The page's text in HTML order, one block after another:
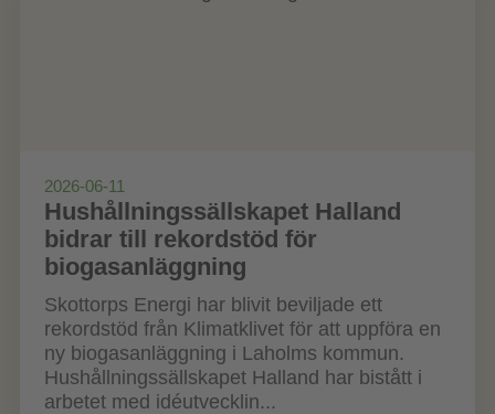
2026-06-11
Hushållningssällskapet Halland
bidrar till rekordstöd för
biogasanläggning
Skottorps Energi har blivit beviljade ett
rekordstöd från Klimatklivet för att uppföra en
ny biogasanläggning i Laholms kommun.
Hushållningssällskapet Halland har bistått i
arbetet med idéutvecklin...